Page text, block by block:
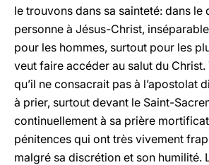
le trouvons dans sa sainteté: dans le
personne à Jésus-Christ,
pour les hommes, surtout pour les
veut faire accéder au salut du Christ.
qu’il ne consacrait pas à l’apostolat
à prier, surtout devant le Saint-
continuellement à sa prière
pénitences qui ont très vivement
malgré sa discrétion et son humilité.